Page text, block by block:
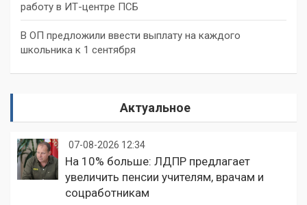
работу в ИТ-центре ПСБ
В ОП предложили ввести выплату на каждого
школьника к 1 сентября
Актуальное
07-08-2026 12:34
На 10% больше: ЛДПР предлагает
увеличить пенсии учителям, врачам и
соцработникам